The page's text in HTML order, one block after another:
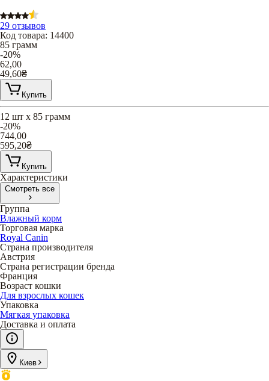
29 отзывов
Код товара: 14400
85 грамм
-20%
62,00
49,60₴
Купить
12 шт х 85 грамм
-20%
744,00
595,20₴
Купить
Характеристики
Смотреть все
Группа
Влажный корм
Торговая марка
Royal Canin
Страна производителя
Австрия
Страна регистрации бренда
Франция
Возраст кошки
Для взрослых кошек
Упаковка
Мягкая упаковка
Доставка и оплата
Киев